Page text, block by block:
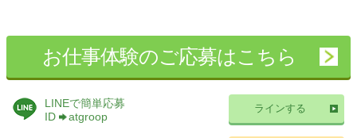
お仕事体験のご応募はこちら
LINEで簡単応募
ID
atgroop
ラインする